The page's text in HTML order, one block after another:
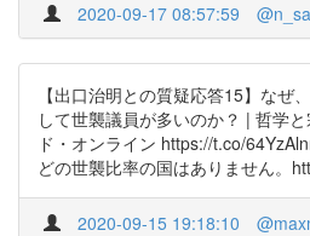
2020-09-17 08:57:59
【出口治明との質疑応答15】なぜ
して世襲議員が多いのか？ | 哲学
ド・オンライン https://t.co/
どの世襲比率の国はありません。
2020-09-15 19:18:10